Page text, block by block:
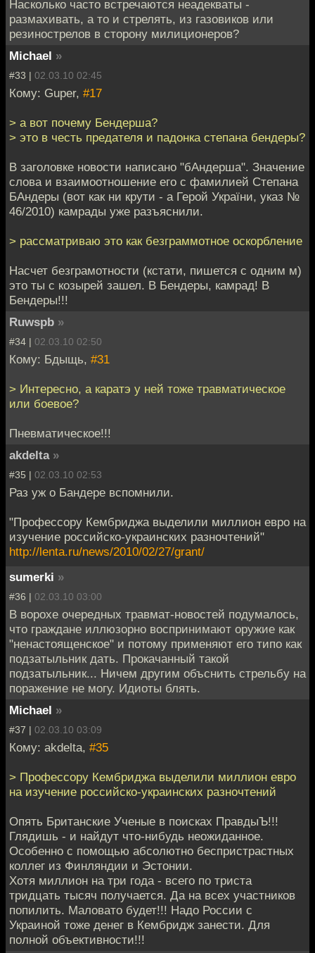
Насколько часто встречаются неадекваты -
размахивать, а то и стрелять, из газовиков или
резинострелов в сторону милиционеров?
Мichael »
#33 | 02.03.10 02:45
Кому: Guper, #17
> а вот почему Бендерша?
> это в честь предателя и падонка степана бендеры?
В заголовке новости написано "бАндерша". Значение
слова и взаимоотношение его с фамилией Степана
БАндеры (вот как ни крути - а Герой України, указ №
46/2010) камрады уже разъяснили.
> рассматриваю это как безграммотное оскорбление
Насчет безграмотности (кстати, пишется с одним м)
это ты с козырей зашел. В Бендеры, камрад! В
Бендеры!!!
Ruwspb »
#34 | 02.03.10 02:50
Кому: Бдыщь, #31
> Интересно, а каратэ у ней тоже травматическое
или боевое?
Пневматическое!!!
akdelta »
#35 | 02.03.10 02:53
Раз уж о Бандере вспомнили.
"Профессору Кембриджа выделили миллион евро на
изучение российско-украинских разночтений"
http://lenta.ru/news/2010/02/27/grant/
sumerki »
#36 | 02.03.10 03:00
В ворохе очередных травмат-новостей подумалось,
что граждане иллюзорно воспринимают оружие как
"ненастоященское" и потому применяют его типо как
подзатыльник дать. Прокачанный такой
подзатыльник... Ничем другим объснить стрельбу на
поражение не могу. Идиоты блять.
Мichael »
#37 | 02.03.10 03:09
Кому: akdelta, #35
> Профессору Кембриджа выделили миллион евро
на изучение российско-украинских разночтений
Опять Британские Ученые в поисках ПравдыЪ!!!
Глядишь - и найдут что-нибудь неожиданное.
Особенно с помощью абсолютно беспристрастных
коллег из Финляндии и Эстонии.
Хотя миллион на три года - всего по триста
тридцать тысяч получается. Да на всех участников
попилить. Маловато будет!!! Надо России с
Украиной тоже денег в Кембридж занести. Для
полной объективности!!!